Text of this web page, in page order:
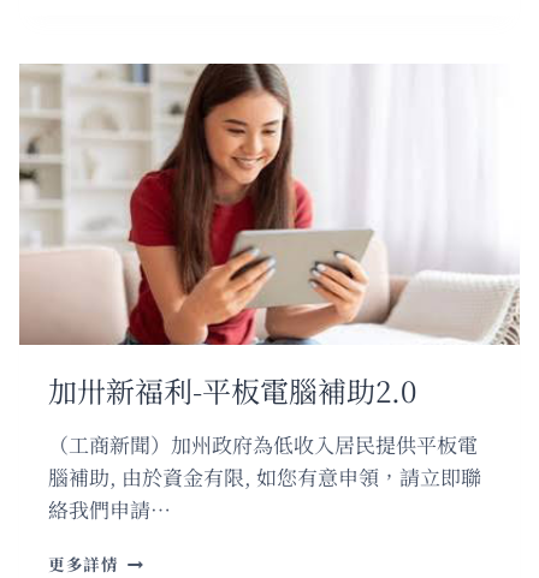
添
?
理?
外?
奇??
症
加卅新福利-平板電腦補助2.0
（工商新聞）加州政府為低收入居民提供平板電
腦補助, 由於資金有限, 如您有意申領，請立即聯
絡我們申請…
更多詳情